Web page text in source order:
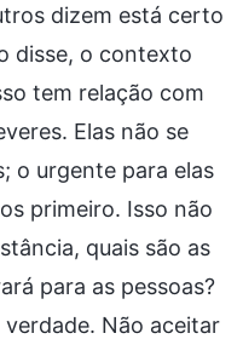
dizem está certo
disse, o contexto
tem relação com
Elas não se
o urgente para elas
primeiro. Isso não
quais são as
para as pessoas?
Não aceitar